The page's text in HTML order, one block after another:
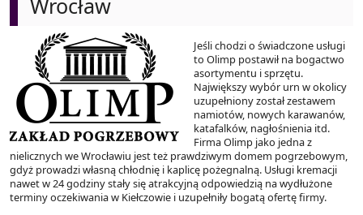
Jeśli chodzi o świadczone usługi
to Olimp postawił na bogactwo
asortymentu i sprzętu.
Największy wybór urn w okolicy
uzupełniony został zestawem
namiotów, nowych karawanów,
katafalków, nagłośnienia itd.
Firma Olimp jako jedna z
nielicznych we Wrocławiu jest też prawdziwym domem pogrzebowym,
gdyż prowadzi własną chłodnię i kaplicę pożegnalną. Usługi kremacji
nawet w 24 godziny stały się atrakcyjną odpowiedzią na wydłużone
terminy oczekiwania w Kiełczowie i uzupełniły bogatą ofertę firmy.